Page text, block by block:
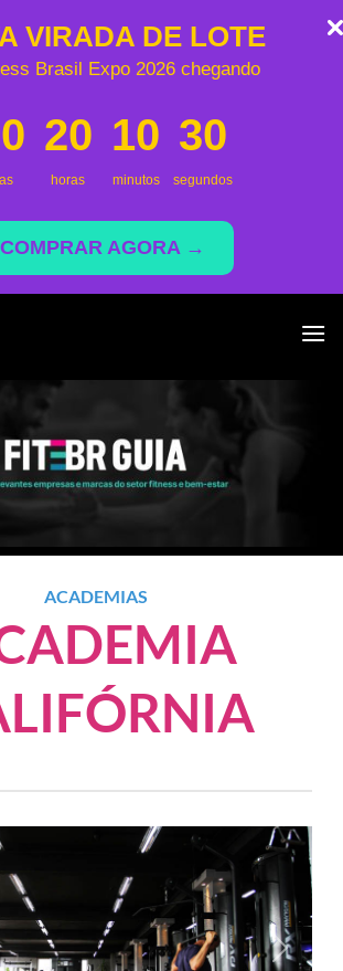
VIRADA DE LOTE
Brasil Expo 2026 chegando
20
horas
10
minutos
30
segundos
COMPRAR AGORA →
ACADEMIAS
Próximo